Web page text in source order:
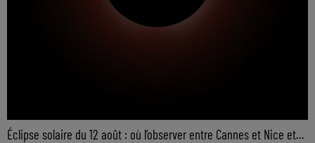
Éclipse solaire du 12 août : où l’observer entre Cannes et Nice et...